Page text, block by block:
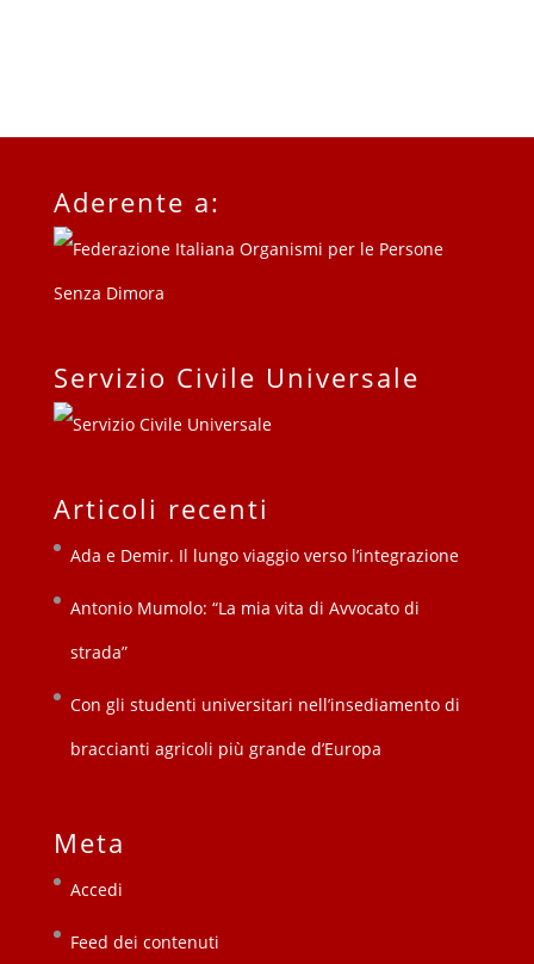
Aderente a:
Servizio Civile Universale
Articoli recenti
Ada e Demir. Il lungo viaggio verso l’integrazione
Antonio Mumolo: “La mia vita di Avvocato di
strada”
Con gli studenti universitari nell’insediamento di
braccianti agricoli più grande d’Europa
Meta
Accedi
Feed dei contenuti